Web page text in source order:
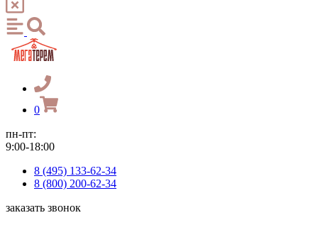
0
пн-пт:
9:00-18:00
8 (495) 133-62-34
8 (800) 200-62-34
заказать звонок